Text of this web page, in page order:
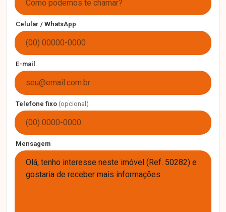
Celular / WhatsApp
E-mail
Telefone fixo (opcional)
Mensagem